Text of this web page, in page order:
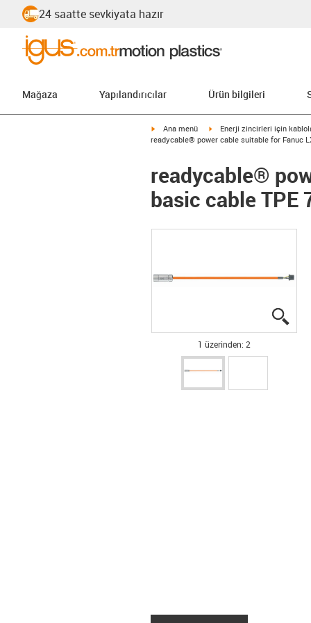
24 saatte sevkiyata hazır
Mağaza Yapılandırıcılar Ürün bilgileri
igus-icon-arrow-right
Ana menü igus-icon-arrow-right
Enerji zincirleri için
readycable® power cable suitable for Fanuc
readycable®
basic cable TPE
1 üzerinden: 2